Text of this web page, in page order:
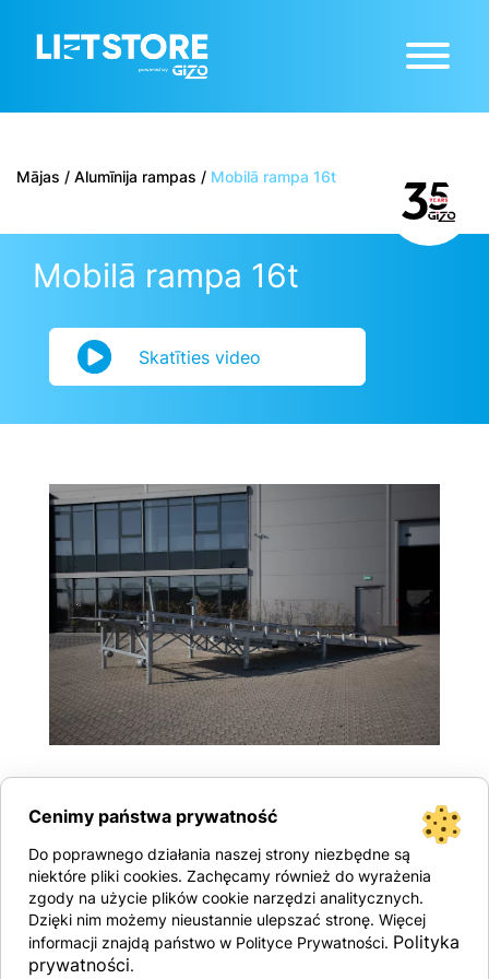
Mājas / Alumīnija rampas / Mobilā rampa 16t
Mobilā rampa 16t
Skatīties video
Sazinieties ar mums
Cenimy państwa prywatność
Do poprawnego działania naszej strony niezbędne są
niektóre pliki cookies. Zachęcamy również do wyrażenia
zgody na użycie plików cookie narzędzi analitycznych.
Dzięki nim możemy nieustannie ulepszać stronę. Więcej
informacji znajdą państwo w Polityce Prywatności. Polityka
prywatności.